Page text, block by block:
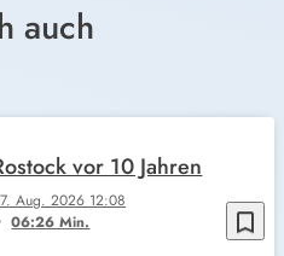
auch
bookmark_border
Aug. 2026 12:08
06:26 Min.
vor 10 Jahren